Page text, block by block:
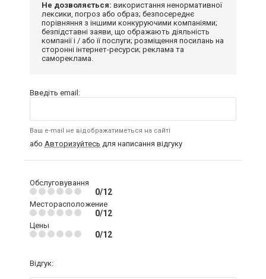
Не дозволяється: використання ненормативної
лексики, погроз або образ; безпосереднє
порівняння з іншими конкуруючими компаніями;
безпідставні заяви, що ображають діяльність
компанії і / або її послуги; розміщення посилань на
сторонні інтернет-ресурси; реклама та
самореклама.
Введіть email:
Ваш e-mail не відображатиметься на сайті
або Авторизуйтесь для написання відгуку
Обслуговування
0/12
Месторасположение
0/12
Цены
0/12
Відгук: